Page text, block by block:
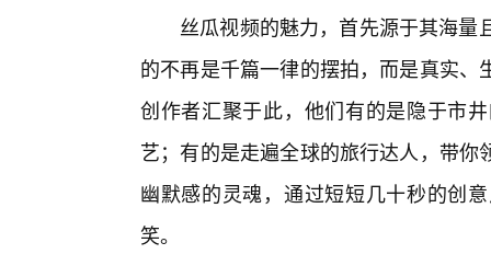
丝瓜视频的魅力，首先源于其海
的不再是千篇一律的摆拍，而是真实
创作者汇聚于此，他们有的是隐于市
艺；有的是走遍全球的旅行达人，带
幽默感的灵魂，通过短短几十秒的创
笑。